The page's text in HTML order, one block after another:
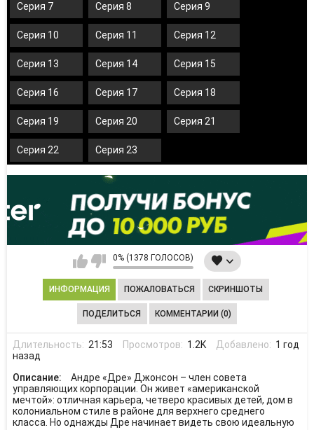
Серия 7 Серия 8 Серия 9
Серия 10 Серия 11 Серия 12
Серия 13 Серия 14 Серия 15
Серия 16 Серия 17 Серия 18
Серия 19 Серия 20 Серия 21
Серия 22 Серия 23
0% (1378 ГОЛОСОВ)
ИНФОРМАЦИЯ ПОЖАЛОВАТЬСЯ СКРИНШОТЫ
ПОДЕЛИТЬСЯ КОММЕНТАРИИ (0)
Длительность: 21:53 Просмотров: 1.2K Добавлено: 1 год
назад
Описание:
Андре «Дре» Джонсон – член совета
управляющих корпорации. Он живет «американской
мечтой»: отличная карьера, четверо красивых детей, дом в
колониальном стиле в районе для верхнего среднего
класса. Но однажды Дре начинает видеть свою идеальную